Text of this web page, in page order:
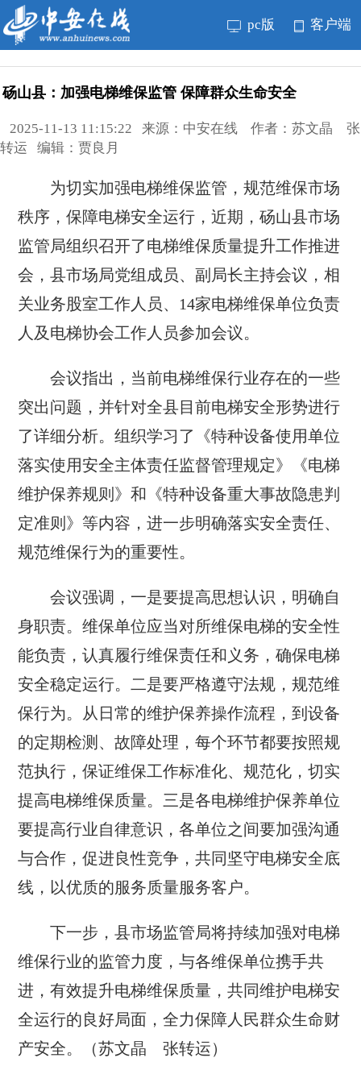
pc版 客户端
砀山县：加强电梯维保监管 保障群众生命安全
2025-11-13 11:15:22 来源：中安在线 作者：苏文晶 张
转运 编辑：贾良月
为切实加强电梯维保监管，规范维保市场
秩序，保障电梯安全运行，近期，砀山县市场
监管局组织召开了电梯维保质量提升工作推进
会，县市场局党组成员、副局长主持会议，相
关业务股室工作人员、14家电梯维保单位负责
人及电梯协会工作人员参加会议。
会议指出，当前电梯维保行业存在的一些
突出问题，并针对全县目前电梯安全形势进行
了详细分析。组织学习了《特种设备使用单位
落实使用安全主体责任监督管理规定》《电梯
维护保养规则》和《特种设备重大事故隐患判
定准则》等内容，进一步明确落实安全责任、
规范维保行为的重要性。
会议强调，一是要提高思想认识，明确自
身职责。维保单位应当对所维保电梯的安全性
能负责，认真履行维保责任和义务，确保电梯
安全稳定运行。二是要严格遵守法规，规范维
保行为。从日常的维护保养操作流程，到设备
的定期检测、故障处理，每个环节都要按照规
范执行，保证维保工作标准化、规范化，切实
提高电梯维保质量。三是各电梯维护保养单位
要提高行业自律意识，各单位之间要加强沟通
与合作，促进良性竞争，共同坚守电梯安全底
线，以优质的服务质量服务客户。
下一步，县市场监管局将持续加强对电梯
维保行业的监管力度，与各维保单位携手共
进，有效提升电梯维保质量，共同维护电梯安
全运行的良好局面，全力保障人民群众生命财
产安全。（苏文晶 张转运）